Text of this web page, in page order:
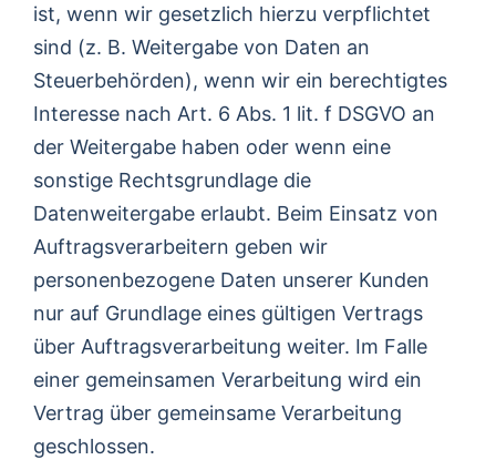
ist, wenn wir gesetzlich hierzu verpflichtet
sind (z. B. Weitergabe von Daten an
Steuerbehörden), wenn wir ein berechtigtes
Interesse nach Art. 6 Abs. 1 lit. f DSGVO an
der Weitergabe haben oder wenn eine
sonstige Rechtsgrundlage die
Datenweitergabe erlaubt. Beim Einsatz von
Auftragsverarbeitern geben wir
personenbezogene Daten unserer Kunden
nur auf Grundlage eines gültigen Vertrags
über Auftragsverarbeitung weiter. Im Falle
einer gemeinsamen Verarbeitung wird ein
Vertrag über gemeinsame Verarbeitung
geschlossen.